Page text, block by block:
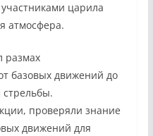
царила
атмосфера.
размах
базовых движений до
проверяли знание
движений для